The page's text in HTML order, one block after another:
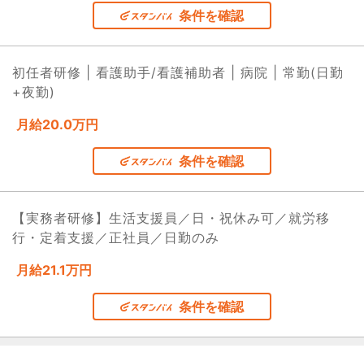
条件を確認
初任者研修 | 看護助手/看護補助者 | 病院 | 常勤(日勤
+夜勤)
月給20.0万円
条件を確認
【実務者研修】生活支援員／日・祝休み可／就労移
行・定着支援／正社員／日勤のみ
月給21.1万円
条件を確認